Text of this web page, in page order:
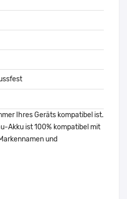
Ihres Geräts kompatibel ist.
Akku ist 100% kompatibel mit
und